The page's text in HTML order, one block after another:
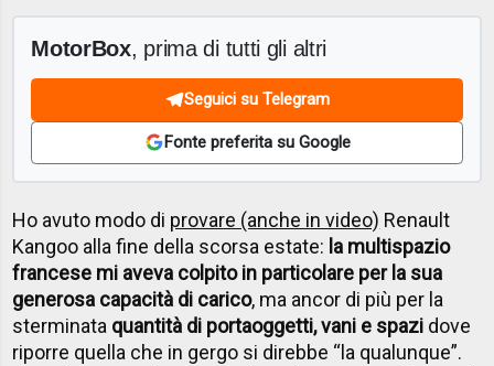
MotorBox, prima di tutti gli altri
Seguici su Telegram
Fonte preferita su Google
Ho avuto modo di provare (anche in video) Renault
Kangoo alla fine della scorsa estate: la multispazio
francese mi aveva colpito in particolare per la sua
generosa capacità di carico, ma ancor di più per la
sterminata quantità di portaoggetti, vani e spazi dove
riporre quella che in gergo si direbbe “la qualunque”.